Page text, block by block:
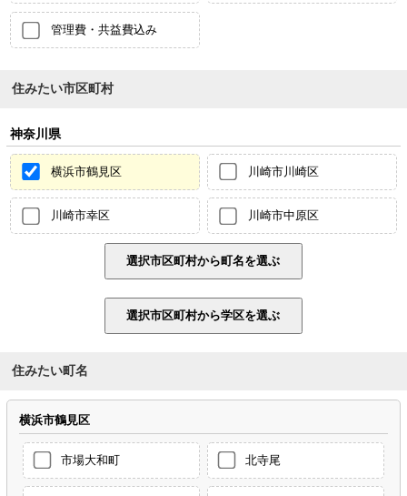
管理費・共益費込み
住みたい市区町村
神奈川県
横浜市鶴見区 川崎市川崎区
川崎市幸区 川崎市中原区
住みたい町名
横浜市鶴見区
市場大和町 北寺尾